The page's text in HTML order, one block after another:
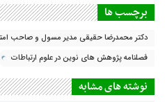
برچسب ها
دکتر محمدرضا حقیقی مدیر مسول و صاحب
هشتم
فصلنامه پژوهش های نوین در علوم ارتباطات
نوشته های مشابه